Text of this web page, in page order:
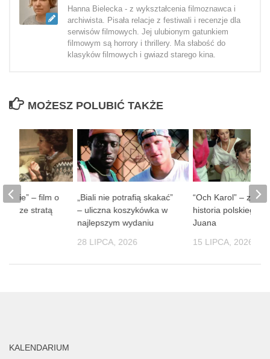
Hanna Bielecka - z wykształcenia filmoznawca i
archiwista. Pisała relacje z festiwali i recenzje dla
serwisów filmowych. Jej ulubionym gatunkiem
filmowym są horrory i thrillery. Ma słabość do
klasyków filmowych i gwiazd starego kina.
MOŻESZ POLUBIĆ TAKŻE
„Biali nie potrafią skakać”
– uliczna koszykówka w
najlepszym wydaniu
28 LIPCA, 2026
“Och Karol” –
historia polskiego
Juana
15 LIPCA, 2026
ludzie” – film o
ze stratą
KALENDARIUM